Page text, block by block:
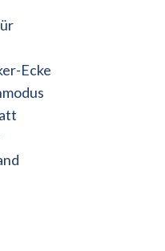
Ecke